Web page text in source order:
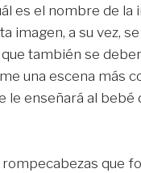
es el nombre de la
imagen, a su vez,
también se
una escena más
le enseñará al bebé
rompecabezas que